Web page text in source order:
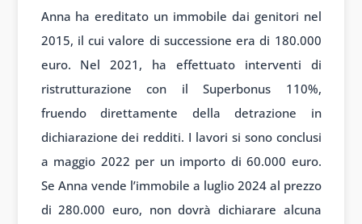
Anna ha ereditato un immobile dai genitori nel
2015, il cui valore di successione era di 180.000
euro. Nel 2021, ha effettuato interventi di
ristrutturazione con il Superbonus 110%,
fruendo direttamente della detrazione in
dichiarazione dei redditi. I lavori si sono conclusi
a maggio 2022 per un importo di 60.000 euro.
Se Anna vende l’immobile a luglio 2024 al prezzo
di 280.000 euro, non dovrà dichiarare alcuna